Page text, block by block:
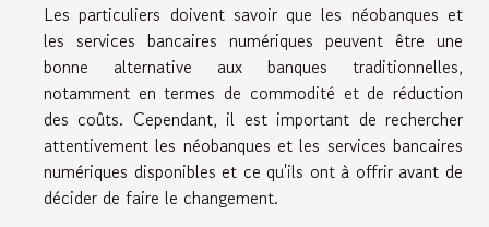
Les particuliers doivent savoir que les néobanques et
les services bancaires numériques peuvent être une
bonne alternative aux banques traditionnelles,
notamment en termes de commodité et de réduction
des coûts. Cependant, il est important de rechercher
attentivement les néobanques et les services bancaires
numériques disponibles et ce qu'ils ont à offrir avant de
décider de faire le changement.